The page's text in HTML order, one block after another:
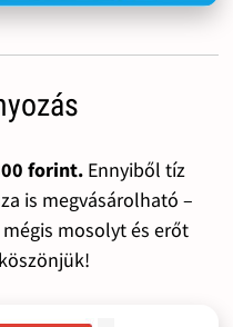
forint.Ennyiből tíz
is megvásárolható –
mosolyt és erőt